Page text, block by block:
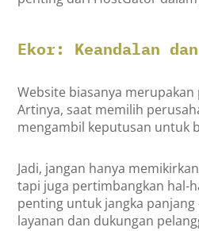
Ekor: Keandalan dan
Website biasanya
Artinya, saat memilih
mengambil keputusan untuk
Jadi, jangan hanya
tapi juga pertimbangkan hal-
penting untuk jangka
layanan dan dukungan